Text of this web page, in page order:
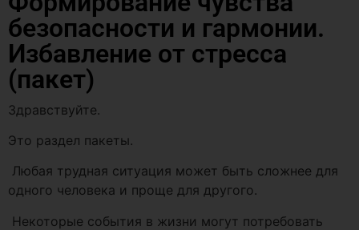
безопасности и гармонии.
Избавление от стресса
(пакет)
Здравствуйте.
Это раздел пакеты.
Любая трудная ситуация может быть сложнее для
одного человека и проще для другого.
Некоторые события в жизни могут потребовать